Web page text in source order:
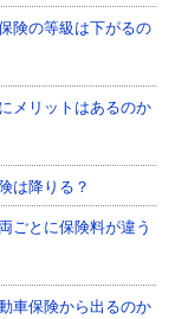
険の等級は下がるの
メリットはあるのか
は降りる？
ごとに保険料が違う
車保険から出るのか